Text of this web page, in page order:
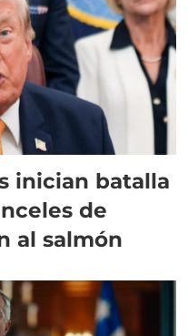
inician batalla
de
al salmón